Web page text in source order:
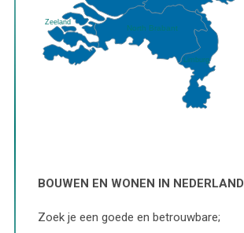
Limburg
North Brabant
Zeeland
BOUWEN EN WONEN IN NEDERLAND
Zoek je een goede en betrouwbare;